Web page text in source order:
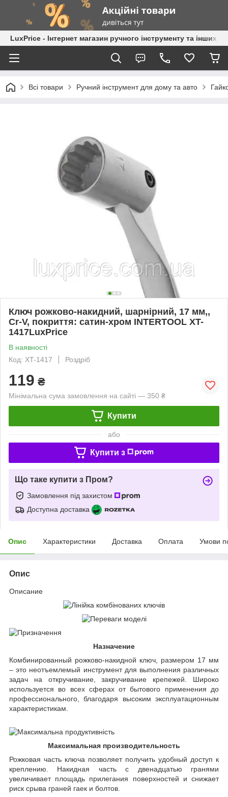
LuxPrice - Інтернет магазин ручного інструменту та інших
Всі товари Ручний інструмент для дому та авто
Ключ рожково-накидний, шарнірний, 17 мм,,
Cr-V, покриття: сатин-хром INTERTOOL XT-
1417LuxPrice
В наявності
Код: XT-1417
Роздріб
119 ₴
Мінімальна сума замовлення на сайті — 350 ₴
Купити
або
Купити з
Що таке купити з Пром?
Замовлення під захистом
Доступна доставка
Опис Характеристики Доставка Оплата Умови
Опис
Описание
Назначение
Комбинированный рожково-накидной ключ, размером 17 мм
– это неотъемлемый инструмент для выполнения различных
задач на откручивание, закручивание крепежей. Широко
используется во всех сферах от бытового применения до
профессионального, благодаря высоким эксплуатационным
характеристикам.
Максимальная производительность
Рожковая часть ключа позволяет получить удобный доступ к
креплению. Накидная часть с двенадцатью гранями
увеличивает площадь прилегания поверхностей и снижает
риск срыва граней гаек и болтов.